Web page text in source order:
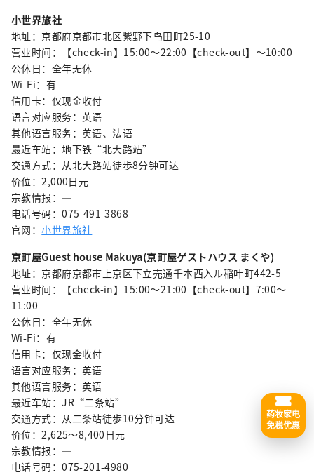
小世界旅社
地址：京都府京都市北区紫野下鸟田町25-10
营业时间：【check-in】15:00〜22:00【check-out】〜10:00
公休日：全年无休
Wi-Fi：有
信用卡：仅现金收付
语言对应服务：英语
其他语言服务：英语、法语
最近车站：地下铁“北大路站”
交通方式：从北大路站徒歩8分钟可达
价位：2,000日元
宗教情报：—
电话号码：075-491-3868
官网：小世界旅社
京町屋Guest house Makuya(京町屋ゲストハウス まくや)
地址：京都府京都市上京区下立売通千本西入ル稲叶町442-5
营业时间：【check-in】15:00〜21:00【check-out】7:00〜
11:00
公休日：全年无休
Wi-Fi：有
信用卡：仅现金收付
语言对应服务：英语
其他语言服务：英语
最近车站：JR“二条站”
交通方式：从二条站徒歩10分钟可达
价位：2,625〜8,400日元
宗教情报：—
电话号码：075-201-4980
药妆家电
免税优惠